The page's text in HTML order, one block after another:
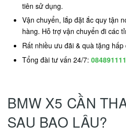
tiên sử dụng.
Vận chuyển, lắp đặt ắc quy tận
hàng. Hỗ trợ vận chuyển đi các
Rất nhiều ưu đãi & quà tặng hấp
Tổng đài tư vấn 24/7:
BMW X5 CẦN
SAU BAO LÂU?